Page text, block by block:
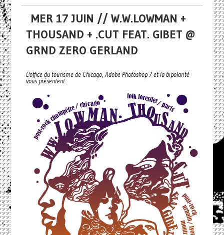
MER 17 JUIN // W.W.LOWMAN +
THOUSAND + .CUT FEAT. GIBET @
GRND ZERO GERLAND
L'office du tourisme de Chicago, Adobe Photoshop 7 et la bipolarité
vous présentent